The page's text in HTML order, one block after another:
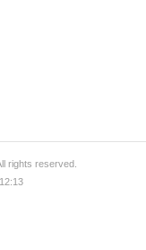
rights reserved.